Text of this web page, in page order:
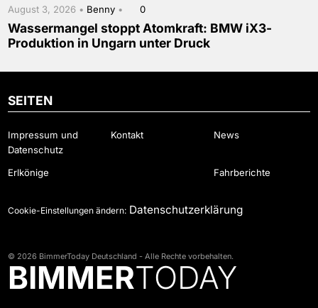
August 3, 2026 • Benny • 0
Wassermangel stoppt Atomkraft: BMW iX3-
Produktion in Ungarn unter Druck
SEITEN
Impressum und
Datenschutz
Kontakt News
Erlkönige Fahrberichte
Cookie-Einstellungen ändern: Datenschutzerklärung
© 2026 BimmerToday Deutschland - Alle Rechte vorbehalten.
BIMMERTODAY